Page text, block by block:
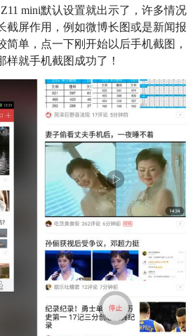
mini默认设置就出示了，许多情况
截屏作用，例如微博长图或是新闻报
简单，点一下刚开始以后手机截图，
样就手机截图成功了！